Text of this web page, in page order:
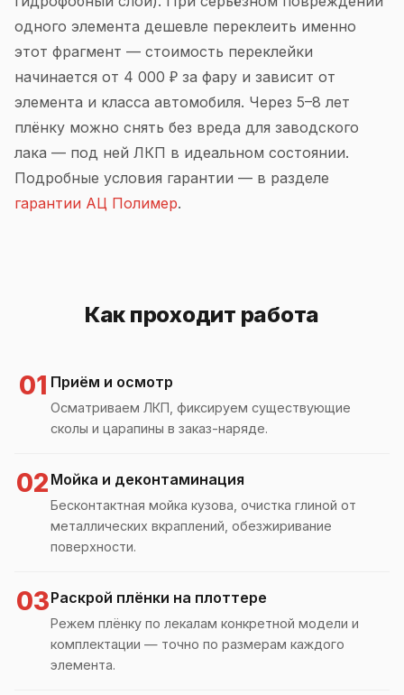
одного элемента дешевле переклеить именно
этот фрагмент — стоимость переклейки
начинается от 4 000 ₽ за фару и зависит от
элемента и класса автомобиля. Через 5–8 лет
плёнку можно снять без вреда для заводского
лака — под ней ЛКП в идеальном состоянии.
Подробные условия гарантии — в разделе
гарантии АЦ Полимер.
Как проходит работа
01 Приём и осмотр
Осматриваем ЛКП, фиксируем существующие
сколы и царапины в заказ-наряде.
02 Мойка и деконтаминация
Бесконтактная мойка кузова, очистка глиной от
металлических вкраплений, обезжиривание
поверхности.
03Раскрой плёнки на плоттере
Режем плёнку по лекалам конкретной модели и
комплектации — точно по размерам каждого
элемента.